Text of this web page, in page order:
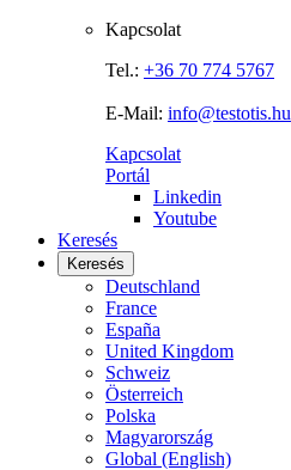
Kapcsolat
Tel.: +36 70 774 5767
E-Mail: info@testotis.hu
Kapcsolat
Portál
Linkedin
Youtube
Keresés
Keresés
Deutschland
France
España
United Kingdom
Schweiz
Österreich
Polska
Magyarország
Global (English)